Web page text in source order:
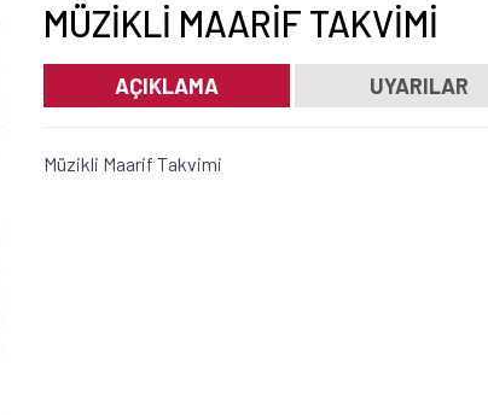
MÜZIKLI MAARIF TAKVIMI
AÇIKLAMA UYARILAR
Müzikli Maarif Takvimi